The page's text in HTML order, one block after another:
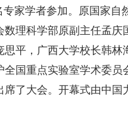
家学者参加。原国家自
理科学部原副主任孟庆
平，广西大学校长韩林
国重点实验室学术委员
了大会。开幕式由中国